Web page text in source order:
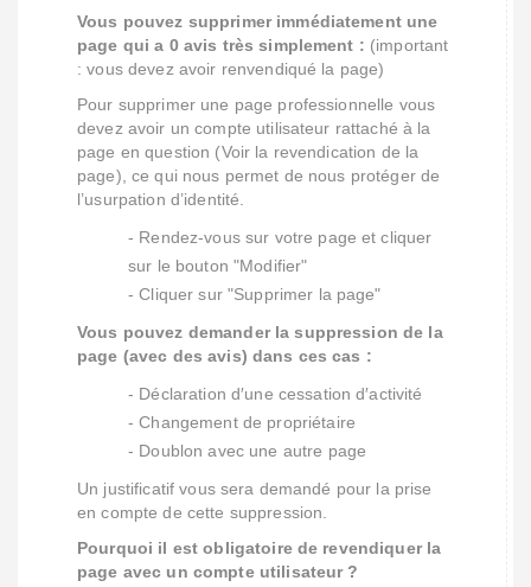
Vous pouvez supprimer immédiatement une
page qui a 0 avis très simplement : (important
: vous devez avoir renvendiqué la page)
Pour supprimer une page professionnelle vous
devez avoir un compte utilisateur rattaché à la
page en question (Voir la revendication de la
page), ce qui nous permet de nous protéger de
l’usurpation d’identité.
- Rendez-vous sur votre page et cliquer
sur le bouton "Modifier"
- Cliquer sur "Supprimer la page"
Vous pouvez demander la suppression de la
page (avec des avis) dans ces cas :
- Déclaration d′une cessation d′activité
- Changement de propriétaire
- Doublon avec une autre page
Un justificatif vous sera demandé pour la prise
en compte de cette suppression.
Pourquoi il est obligatoire de revendiquer la
page avec un compte utilisateur ?